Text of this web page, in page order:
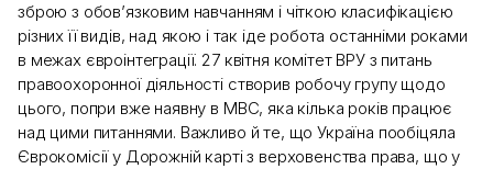
зброю з обов’язковим навчанням і чіткою класифікацією
різних її видів, над якою і так іде робота останніми роками
в межах євроінтеграції. 27 квітня комітет ВРУ з питань
правоохоронної діяльності створив робочу групу щодо
цього, попри вже наявну в МВС, яка кілька років працює
над цими питаннями. Важливо й те, що Україна пообіцяла
Єврокомісії у Дорожній карті з верховенства права, що у